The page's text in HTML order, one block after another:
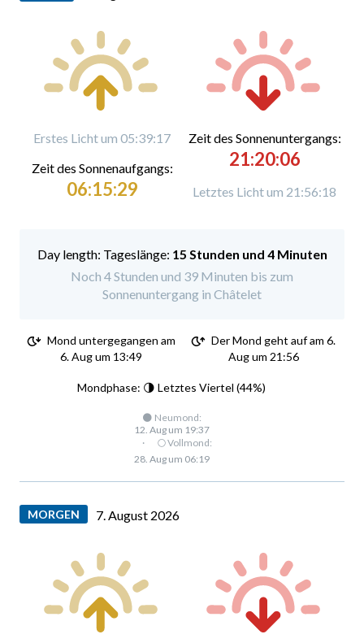
Erstes Licht um 05:39:17
Zeit des Sonnenaufgangs:
06:15:29
Zeit des Sonnenuntergangs:
21:20:06
Letztes Licht um 21:56:18
Tageslänge: 15 Stunden und 4 Minuten
Noch 4 Stunden und 39 Minuten bis zum
Sonnenuntergang in Châtelet
Mond untergegangen am
6. Aug um 13:49
Der Mond geht auf am 6.
Aug um 21:56
Mondphase: 🌗 Letztes Viertel (44%)
🌑 Neumond:
12. Aug um 19:37
·
🌕 Vollmond:
28. Aug um 06:19
MORGEN 7. August 2026